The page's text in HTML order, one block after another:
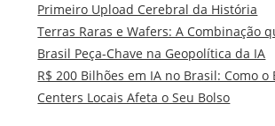
Primeiro Upload Cerebral da História
Terras Raras e Wafers: A Combinação
Brasil Peça-Chave na Geopolítica da IA
R$ 200 Bilhões em IA no Brasil: Como o
Centers Locais Afeta o Seu Bolso